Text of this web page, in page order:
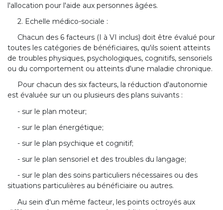
l'allocation pour l'aide aux personnes âgées.
2. Echelle médico-sociale :
Chacun des 6 facteurs (I à VI inclus) doit être évalué pour
toutes les catégories de bénéficiaires, qu'ils soient atteints
de troubles physiques, psychologiques, cognitifs, sensoriels
ou du comportement ou atteints d'une maladie chronique.
Pour chacun des six facteurs, la réduction d'autonomie
est évaluée sur un ou plusieurs des plans suivants :
- sur le plan moteur;
- sur le plan énergétique;
- sur le plan psychique et cognitif;
- sur le plan sensoriel et des troubles du langage;
- sur le plan des soins particuliers nécessaires ou des
situations particulières au bénéficiaire ou autres.
Au sein d'un même facteur, les points octroyés aux